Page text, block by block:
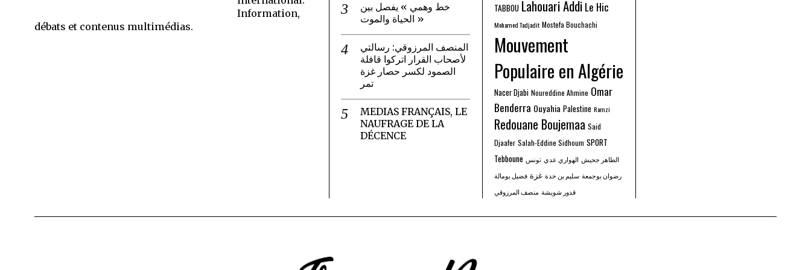
Information,
débats et contenus multimédias.
خط وهمي » يفصل بين
الحياة والموت »
المنصف المرزوقي: رسالتي
لأصحاب القرار اتركوا قافلة
الصمود لكسر حصار غزة
تمر
MEDIAS FRANÇAIS, LE
NAUFRAGE DE LA
DÉCENCE
TABBOU Lahouari Addi Le Hic
Mohamed Tadjadit Mostefa Bouchachi
Mouvement
Populaire en Algérie
Nacer Djabi Noureddine Ahmine Omar
Benderra Ouyahia Palestine Ramzi
Redouane Boujemaa Said
Djaafer Salah-Eddine Sidhoum SPORT
Tebboune
الطاهر جحيش الهواري عدي تونس
رضوان بوجمعة سليم بن خدة غزة فضيل بومالة
قدور شويشة منصف المرزوقي